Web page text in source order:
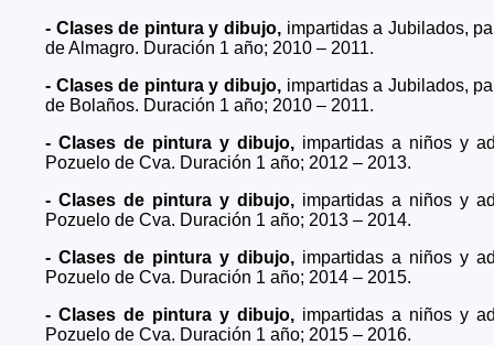
- Clases de pintura y dibujo, impartidas a Jubilados,
de Almagro. Duración 1 año; 2010 – 2011.
- Clases de pintura y dibujo, impartidas a Jubilados,
de Bolaños. Duración 1 año; 2010 – 2011.
- Clases de pintura y dibujo, impartidas a niños y
Pozuelo de Cva. Duración 1 año; 2012 – 2013.
- Clases de pintura y dibujo, impartidas a niños y
Pozuelo de Cva. Duración 1 año; 2013 – 2014.
- Clases de pintura y dibujo, impartidas a niños y
Pozuelo de Cva. Duración 1 año; 2014 – 2015.
- Clases de pintura y dibujo, impartidas a niños y
Pozuelo de Cva. Duración 1 año; 2015 – 2016.